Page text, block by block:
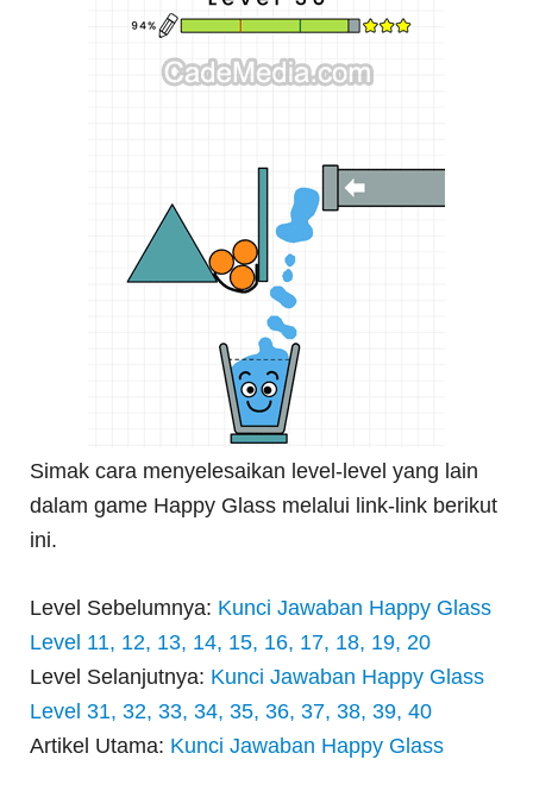
Simak cara menyelesaikan level-level yang lain
dalam game Happy Glass melalui link-link berikut
ini.
Level Sebelumnya: Kunci Jawaban Happy Glass
Level 11, 12, 13, 14, 15, 16, 17, 18, 19, 20
Level Selanjutnya: Kunci Jawaban Happy Glass
Level 31, 32, 33, 34, 35, 36, 37, 38, 39, 40
Artikel Utama: Kunci Jawaban Happy Glass